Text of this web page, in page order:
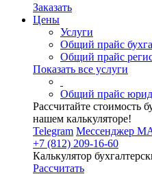
Заказать
Цены
Услуги
Общий прайс
Общий прайс
Показать все услуги
Общий прайс
Рассчитайте стоимость
нашем калькуляторе!
Telegram Мессенджер
+7 (812) 209-16-60
Калькулятор
Рассчитать